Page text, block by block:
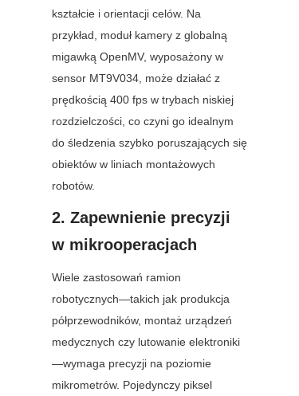
kształcie i orientacji celów. Na
przykład, moduł kamery z globalną
migawką OpenMV, wyposażony w
sensor MT9V034, może działać z
prędkością 400 fps w trybach niskiej
rozdzielczości, co czyni go idealnym
do śledzenia szybko poruszających się
obiektów w liniach montażowych
robotów.
2. Zapewnienie precyzji
w mikrooperacjach
Wiele zastosowań ramion
robotycznych—takich jak produkcja
półprzewodników, montaż urządzeń
medycznych czy lutowanie elektroniki
—wymaga precyzji na poziomie
mikrometrów. Pojedynczy piksel